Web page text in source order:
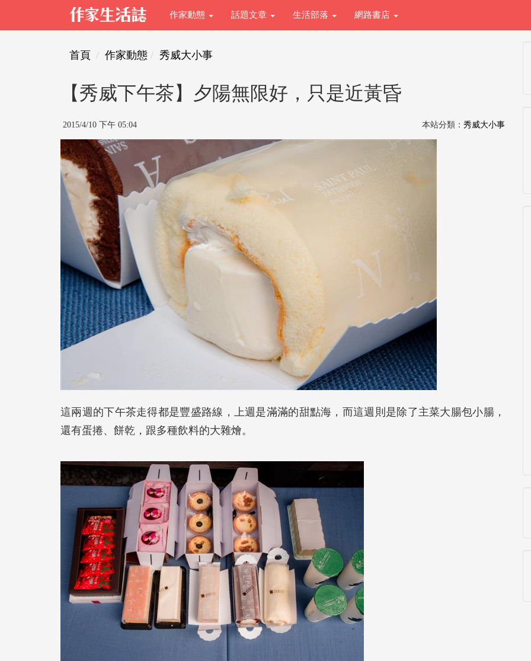
作家動態 話題文章 生活部落 網路書店
首頁 作家動態 秀威大小事
【秀威下午茶】夕陽無限好，只是近黃昏
2015/4/10 下午 05:04 本站分類： 秀威大小事
這兩週的下午茶走得都是豐盛路線，上週是滿滿的甜點海，而這週則是除了主菜大腸包小腸，
還有蛋捲、餅乾，跟多種飲料的大雜燴。